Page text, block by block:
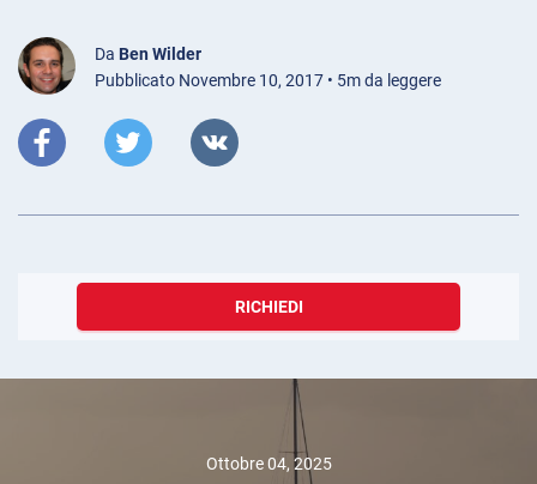
Da Ben Wilder
Pubblicato Novembre 10, 2017 • 5m da leggere
RICHIEDI
Ottobre 04, 2025